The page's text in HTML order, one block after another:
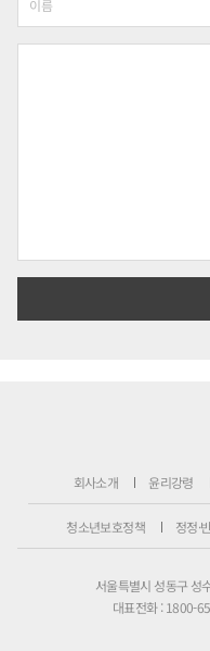
회사소개 윤리강령
청소년보호정책 정정·
서울특별시 성동구 성
대표전화 : 1800-